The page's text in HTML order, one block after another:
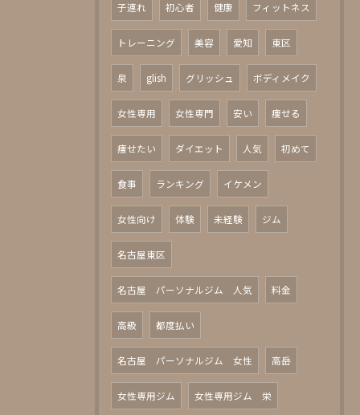
子連れ 初心者 健康 フィットネス
トレーニング 美容 愛知 東区
泉 glish グリッシュ ボディメイク
女性専用 女性専門 安い 痩せる
痩せたい ダイエット 人気 初めて
食事 ランキング イケメン
女性向け 体験 未経験 ジム
名古屋東区
名古屋 パーソナルジム 人気 料金
高級 都度払い
名古屋 パーソナルジム 女性 高岳
女性専用ジム 女性専用ジム 栄